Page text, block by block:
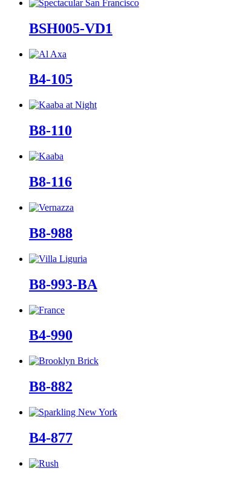
BSH005-VD1
B4-105
B8-110
B8-116
B8-988
B8-993-BA
B4-990
B8-882
B4-877